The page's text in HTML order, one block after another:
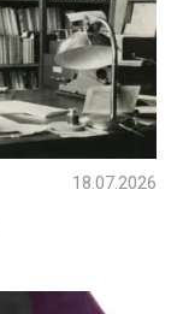
18.07.2026